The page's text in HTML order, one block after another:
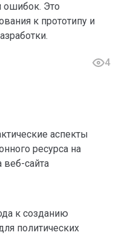
ошибок. Это
к прототипу и
4
аспекты
ресурса на
веб-сайта
к созданию
политических